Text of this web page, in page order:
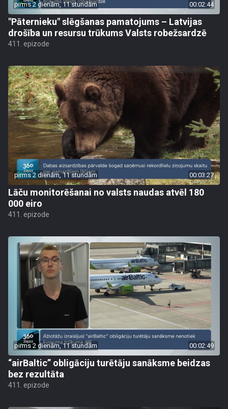
pirms 2 dienām, 11 stundām 00:02:44
"Pāternieku" slēgšanas pamatojums – Latvijas
drošība un resursu trūkums Valsts robežsardzē
411. epizode
pirms 2 dienām, 11 stundām 00:03:27
Lāču monitorēšanai no valsts naudas atvēl 180
000 eiro
411. epizode
pirms 2 dienām, 11 stundām 00:02:49
“airBaltic” obligāciju turētāju sanāksme beidzas
bez rezultāta
411. epizode